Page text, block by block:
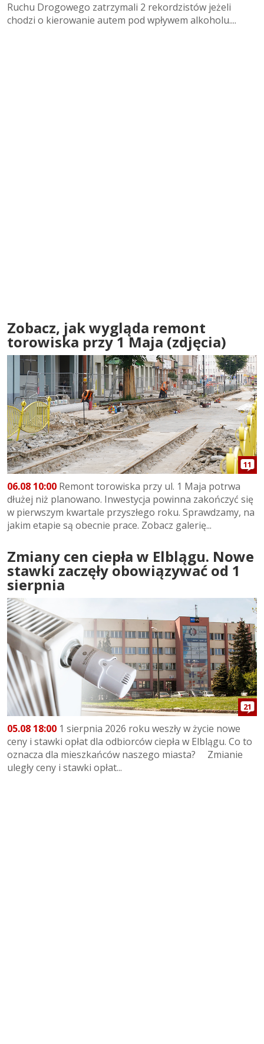
Ruchu Drogowego zatrzymali 2 rekordzistów jeżeli
chodzi o kierowanie autem pod wpływem alkoholu....
Zobacz, jak wygląda remont
torowiska przy 1 Maja (zdjęcia)
11
06.08 10:00 Remont torowiska przy ul. 1 Maja potrwa
dłużej niż planowano. Inwestycja powinna zakończyć się
w pierwszym kwartale przyszłego roku. Sprawdzamy, na
jakim etapie są obecnie prace. Zobacz galerię...
Zmiany cen ciepła w Elblągu. Nowe
stawki zaczęły obowiązywać od 1
sierpnia
21
05.08 18:00 1 sierpnia 2026 roku weszły w życie nowe
ceny i stawki opłat dla odbiorców ciepła w Elblągu. Co to
oznacza dla mieszkańców naszego miasta? Zmianie
uległy ceny i stawki opłat...